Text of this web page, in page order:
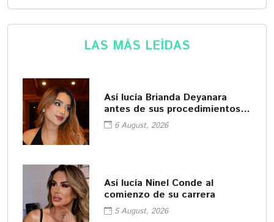
LAS MÁS LEÍDAS
Así lucía Brianda Deyanara
antes de sus procedimientos
cosméticos
6 August, 2026
Así lucía Ninel Conde al
comienzo de su carrera
5 August, 2026